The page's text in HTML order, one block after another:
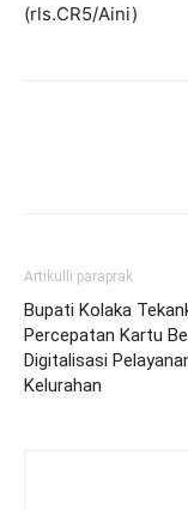
(rls.CR5/Aini)
Artikulli paraprak
Bupati Kolaka
Percepatan Kartu
Digitalisasi
Kelurahan